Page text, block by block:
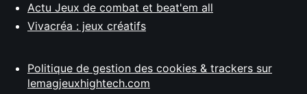
Actu Jeux de combat et beat'em all
Vivacréa : jeux créatifs
Politique de gestion des cookies & trackers sur
lemagjeuxhightech.com